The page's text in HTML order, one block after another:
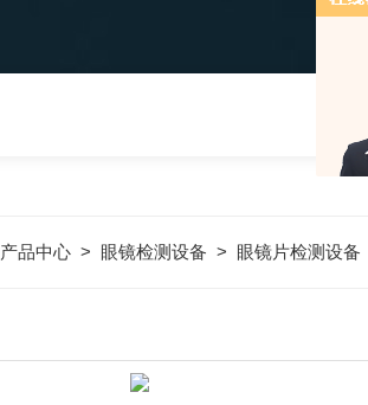
产品中心> 眼镜检测设备 > 眼镜片检测设备